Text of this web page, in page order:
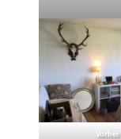
Vorher